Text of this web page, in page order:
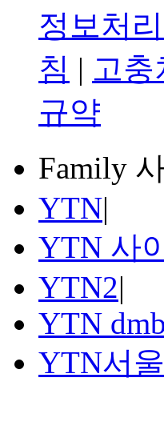
정보처
침 | 고충
규약
Family
YTN|
YTN 사
YTN2|
YTN dmb
YTN서